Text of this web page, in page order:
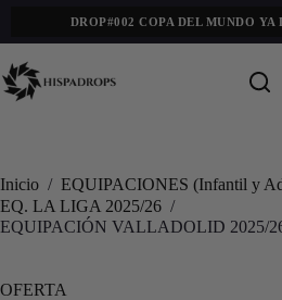
DROP#002 COPA DEL MUNDO YA
Inicio / EQUIPACIONES (Infantil y
EQ. LA LIGA 2025/26 /
EQUIPACIÓN VALLADOLID 2025/
OFERTA